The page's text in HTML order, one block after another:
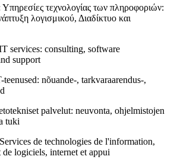
Υπηρεσίες τεχνολογίας των πληροφοριών:
λογισμικού, Διαδίκτυο και
services: consulting, software
support
nõuande-, tarkvaraarendus-,
palvelut: neuvonta, ohjelmistojen
tuki
de technologies de l'information,
logiciels, internet et appui